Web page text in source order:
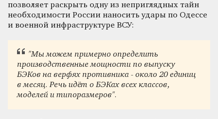
позволяет раскрыть одну из неприглядных тайн
необходимости России наносить удары по Одессе
и военной инфраструктуре ВСУ:
"Мы можем примерно определить
производственные мощности по выпуску
БЭКов на верфях противника - около 20 единиц
в месяц. Речь идёт о БЭКах всех классов,
моделей и типоразмеров".